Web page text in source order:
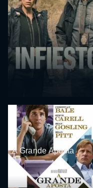
A Grande Aposta